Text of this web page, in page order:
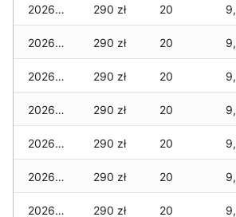
2026-02-20 290 zł 20
2026-02-19 290 zł 20
2026-02-18 290 zł 20
2026-02-17 290 zł 20
2026-02-16 290 zł 20
2026-02-15 290 zł 20
2026-02-14 290 zł 20